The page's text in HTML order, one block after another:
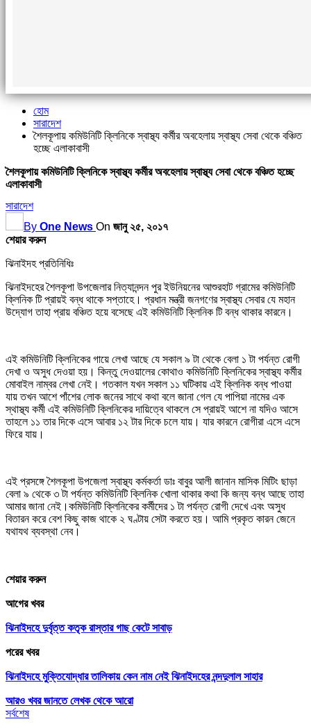
হোম
সারাদেশ
শৈলকূপায় কমিউনিটি ক্লিনিকে স্বাস্থ্য কর্মীর অবহেলায় স্বাস্থ্য সেবা থেকে বঞ্চিত
হচ্ছে এলাকাবাসী
শৈলকূপায় কমিউনিটি ক্লিনিকে স্বাস্থ্য কর্মীর অবহেলায় স্বাস্থ্য সেবা থেকে বঞ্চিত হচ্ছে
এলাকাবাসী
সারাদেশ
By One News On জানু ২৫, ২০১৭
শেয়ার করুন
ঝিনাইদহ প্রতিনিধিঃ
ঝিনাইদহের শৈলকূপা উপজেলার নিত্যানন্দন পুর ইউনিয়নের আশুরহাট গ্রামের কমিউনিটি
ক্লিনিক টি প্রায়ই বন্ধ থাকে সপ্তাহে। প্রধান মন্ত্রী জনগণের স্বাস্থ্য সেবার যে মহান
উদ্যোগ তাহা প্রায় বঞ্চিত হয়ে বসেছে এই কমিউনিটি ক্লিনিক টি বন্ধ থাকার কারনে।
এই কমিউনিটি ক্লিনিকের গায়ে লেখা আছে যে সকাল ৯ টা থেকে বেলা ১ টা পর্যন্ত রোগী
দেখা ও অসুধ দেওয়া হয়। কিন্তু দেওয়ালের কোথাও কমিউনিটি ক্লিনিকের স্বাস্থ্য কর্মীর
মোবাইল নাম্বর লেখা নেই। গতকাল যখন সকাল ১১ ঘটিকায় এই ক্লিনিক বন্ধ পাওয়া
যায় তখন আশে পাঁশের লোক জনের সাথে কথা বলে জানা গেল যে পাপিয়া নামের এক
স্থাস্থ্য কর্মী এই কমিউনিটি ক্লিনিকের দায়িত্বে থাকলে সে প্রায়ই আশে না যদিও আসে
তাহলে ১১ তার দিকে এসে আবার ১২ টার দিকে চলে যায়। যার কারনে রোগীরা এসে এসে
ফিরে যায়।
এই প্রসঙ্গে শৈলকূপা উপজেলা স্বাস্থ্য কর্মকর্তা ডাঃ বাবুর আলী জানান মাসিক মিটিং ছাড়া
বেলা ৯ থেকে ৩ টা পর্যন্ত কমিউনিটি ক্লিনিক খোলা থাকার কথা কি জন্য বন্ধ আছে তাহা
আমার জানা নেই।কমিউনিটি ক্লিনিকের কর্মীদের ১ টা পর্যন্ত রোগী দেখে এবং অসুধ
বিতারন করে বেশ কিছু কাজ থাকে ২ ঘণ্টায় সেটা করতে হয়। আমি প্রকৃত কারন জেনে
যথাযথ ব্যবস্থা নেব।
শেয়ার করুন
আগের খবর
ঝিনাইদহে দুর্বৃত্ত কতৃক রাস্তার গাছ কেটে সাবাড়
পরের খবর
ঝিনাইদহে মুক্তিযোদ্ধার তালিকায় কেন নাম নেই ঝিনাইদহের নন্দদুলাল সাহার
আরও খবর জানতে লেখক থেকে আরো
সর্বশেষ